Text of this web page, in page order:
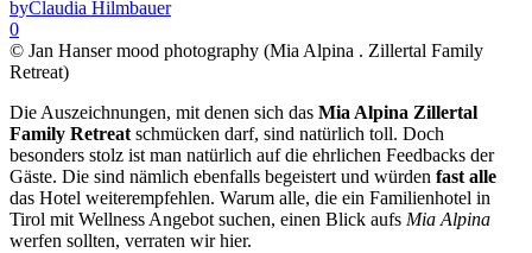
byClaudia Hilmbauer
0
© Jan Hanser mood photography (Mia Alpina . Zillertal Family
Retreat)
Die Auszeichnungen, mit denen sich das Mia Alpina Zillertal
Family Retreat schmücken darf, sind natürlich toll. Doch
besonders stolz ist man natürlich auf die ehrlichen Feedbacks der
Gäste. Die sind nämlich ebenfalls begeistert und würden fast alle
das Hotel weiterempfehlen. Warum alle, die ein Familienhotel in
Tirol mit Wellness Angebot suchen, einen Blick aufs Mia Alpina
werfen sollten, verraten wir hier.